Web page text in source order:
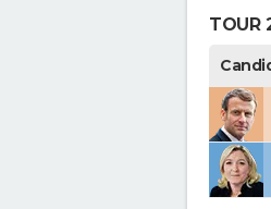
TOUR